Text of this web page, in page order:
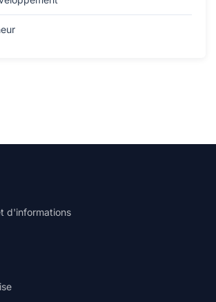
d'informations